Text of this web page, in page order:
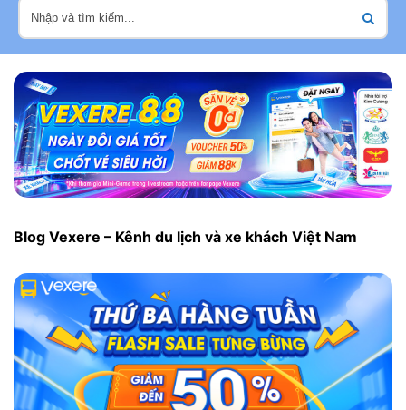
Blog Vexere – Kênh du lịch và xe khách Việt Nam